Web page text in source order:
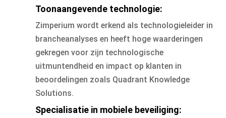
Toonaangevende technologie:
Zimperium wordt erkend als technologieleider in
brancheanalyses en heeft hoge waarderingen
gekregen voor zijn technologische
uitmuntendheid en impact op klanten in
beoordelingen zoals Quadrant Knowledge
Solutions.
Specialisatie in mobiele beveiliging: